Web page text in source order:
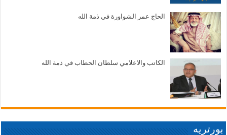
الحاج عمر الشواورة في ذمة الله
الكاتب والاعلامي سلطان الحطاب في ذمة الله
بورتريه